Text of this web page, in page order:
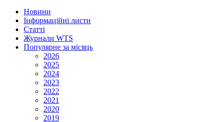
Новини
Інформаційні листи
Статті
Журнали WTS
Популярне за місяць
2026
2025
2024
2023
2022
2021
2020
2019